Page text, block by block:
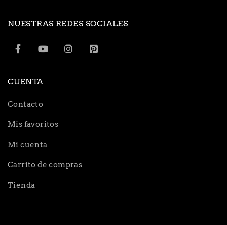
NUESTRAS REDES SOCIALES
CUENTA
Contacto
Mis favoritos
Mi cuenta
Carrito de compras
Tienda